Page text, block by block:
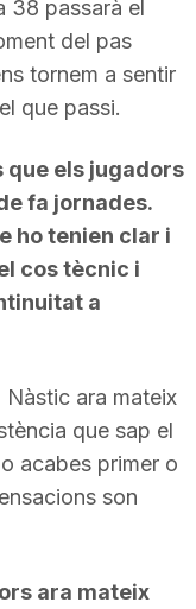
38 passarà el
del pas
tornem a sentir
que passi.
que els jugadors
fa jornades.
ho tenien clar i
cos tècnic i
a
Nàstic ara mateix
que sap el
acabes primer o
son
ara mateix